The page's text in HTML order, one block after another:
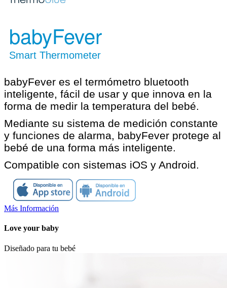
babyFever
Smart Thermometer
babyFever es el termómetro bluetooth
inteligente, fácil de usar y que innova en la
forma de medir la temperatura del bebé.
Mediante su sistema de medición constante
y funciones de alarma, babyFever protege al
bebé de una forma más inteligente.
Compatible con sistemas iOS y Android.
Más Información
Love your baby
Diseñado para tu bebé